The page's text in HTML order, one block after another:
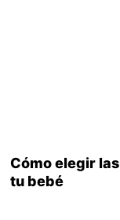
Cómo elegir
tu bebé